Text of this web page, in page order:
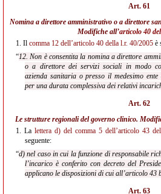
Art. 61
Nomina a direttore amministrativo o a direttore
Modifiche all’articolo 40
1. Il comma 12 dell’articolo 40 della l.r. 40/2005 è
“12. Non è consentita la nomina a direttore
o a direttore dei servizi sociali in modo
azienda sanitaria o presso il medesimo
per una durata complessiva dei relativi
Art. 62
Le strutture regionali del governo clinico.
1. La lettera d) del comma 5 dell’articolo 43
seguente:
“d) nel caso in cui la funzione di responsabile
l’incarico è conferito con decreto del
applicano le disposizioni di cui all’articolo 43
Art. 63